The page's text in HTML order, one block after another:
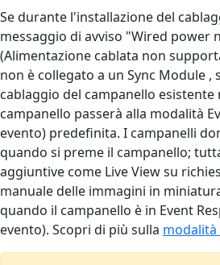
Se durante l'installazione del
messaggio di avviso "Wired power
(Alimentazione cablata non
non è collegato a un Sync Module ,
cablaggio del campanello
campanello passerà alla modalità
evento) predefinita. I campanelli
quando si preme il campanello;
aggiuntive come Live View su
manuale delle immagini in
quando il campanello è in Event
evento). Scopri di più sulla modalità